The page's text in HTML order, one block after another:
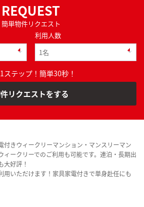
REQUEST
簡単物件リクエスト
利用人数
ステップ！簡単30秒！
リクエストをする
付きウィークリーマンション・マンスリーマン
ィークリーでのご利用も可能です。連泊・長期出
大好評！
用いただけます！家具家電付きで単身赴任にも